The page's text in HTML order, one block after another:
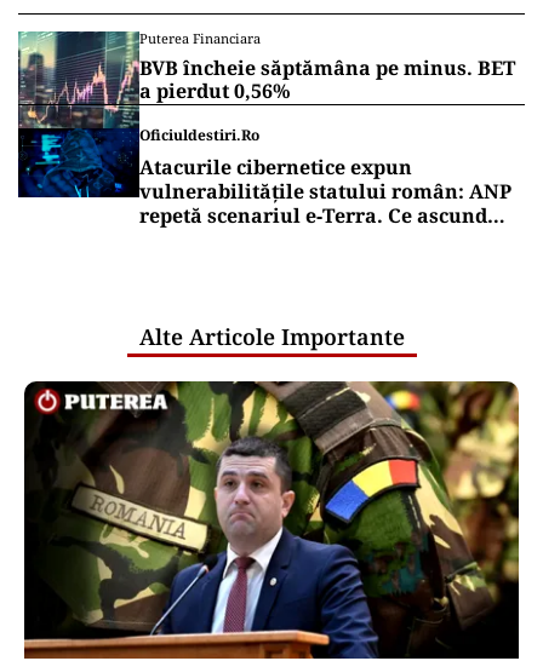
Puterea Financiara
BVB încheie săptămâna pe minus. BET
a pierdut 0,56%
Oficiuldestiri.ro
Atacurile cibernetice expun
vulnerabilitățile statului român: ANP
repetă scenariul e‑Terra. Ce ascund
Alte Articole Importante